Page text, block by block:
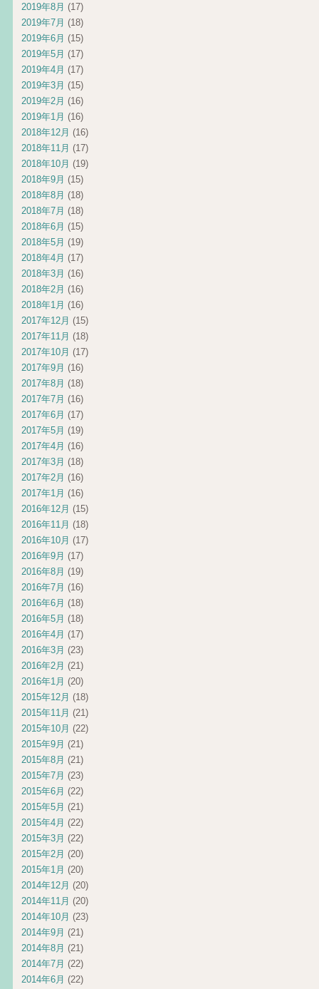
2019年8月 (17)
2019年7月 (18)
2019年6月 (15)
2019年5月 (17)
2019年4月 (17)
2019年3月 (15)
2019年2月 (16)
2019年1月 (16)
2018年12月 (16)
2018年11月 (17)
2018年10月 (19)
2018年9月 (15)
2018年8月 (18)
2018年7月 (18)
2018年6月 (15)
2018年5月 (19)
2018年4月 (17)
2018年3月 (16)
2018年2月 (16)
2018年1月 (16)
2017年12月 (15)
2017年11月 (18)
2017年10月 (17)
2017年9月 (16)
2017年8月 (18)
2017年7月 (16)
2017年6月 (17)
2017年5月 (19)
2017年4月 (16)
2017年3月 (18)
2017年2月 (16)
2017年1月 (16)
2016年12月 (15)
2016年11月 (18)
2016年10月 (17)
2016年9月 (17)
2016年8月 (19)
2016年7月 (16)
2016年6月 (18)
2016年5月 (18)
2016年4月 (17)
2016年3月 (23)
2016年2月 (21)
2016年1月 (20)
2015年12月 (18)
2015年11月 (21)
2015年10月 (22)
2015年9月 (21)
2015年8月 (21)
2015年7月 (23)
2015年6月 (22)
2015年5月 (21)
2015年4月 (22)
2015年3月 (22)
2015年2月 (20)
2015年1月 (20)
2014年12月 (20)
2014年11月 (20)
2014年10月 (23)
2014年9月 (21)
2014年8月 (21)
2014年7月 (22)
2014年6月 (22)